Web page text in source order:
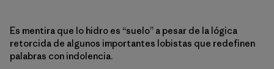
Es mentira que lo hidro es “suelo” a pesar de la lógica
retorcida de algunos importantes lobistas que redefinen
palabras con indolencia.